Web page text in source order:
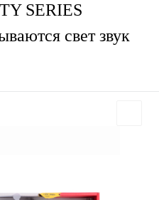
SERIES
свет звук